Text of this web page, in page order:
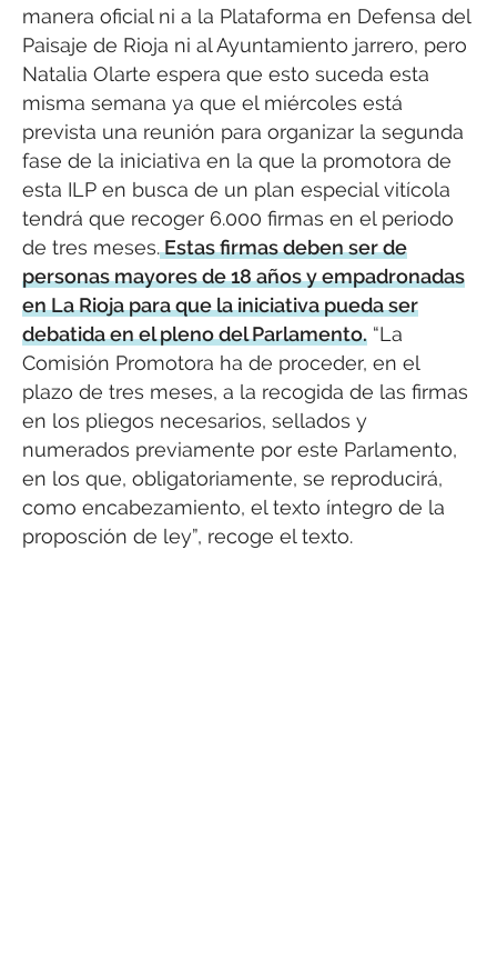
manera oficial ni a la Plataforma en Defensa del
Paisaje de Rioja ni al Ayuntamiento jarrero, pero
Natalia Olarte espera que esto suceda esta
misma semana ya que el miércoles está
prevista una reunión para organizar la segunda
fase de la iniciativa en la que la promotora de
esta ILP en busca de un plan especial vitícola
tendrá que recoger 6.000 firmas en el periodo
de tres meses.Estas firmas deben ser de
personas mayores de 18 años y empadronadas
en La Rioja para que la iniciativa pueda ser
debatida en el pleno del Parlamento. “La
Comisión Promotora ha de proceder, en el
plazo de tres meses, a la recogida de las firmas
en los pliegos necesarios, sellados y
numerados previamente por este Parlamento,
en los que, obligatoriamente, se reproducirá,
como encabezamiento, el texto íntegro de la
proposción de ley”, recoge el texto.